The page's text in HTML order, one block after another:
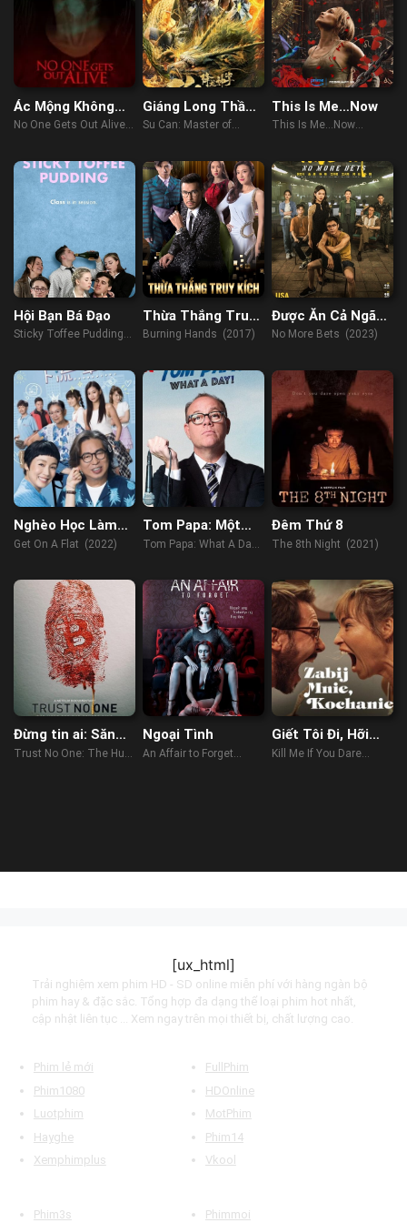
Ác Mộng Không
Lối Thoát
No One Gets Out Alive
Giáng Long Thần
Chưởng Tô Khất
Su Can: Master of
(2018)
This Is Me…Now
This Is Me…Now
Hội Bạn Bá Đạo
Sticky Toffee Pudding
Thừa Thắng Truy
Kích
Burning Hands (2017)
Được Ăn Cả Ngã
Về Không
No More Bets (2023)
Nghèo Học Làm
Sang
Get On A Flat (2022)
Tom Papa: Một
Ngày Phi Thường
Tom Papa: What A Day!
Đêm Thứ 8
The 8th Night (2021)
Đừng tin ai: Săn
lùng vua tiền mã
Trust No One: The Hunt
Ngoại Tình
An Affair to Forget
Giết Tôi Đi, Hỡi
Tình Yêu
Kill Me If You Dare